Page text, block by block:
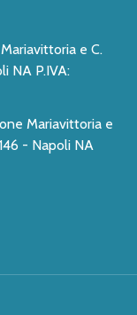
e C.
Mariavittoria e
- Napoli NA